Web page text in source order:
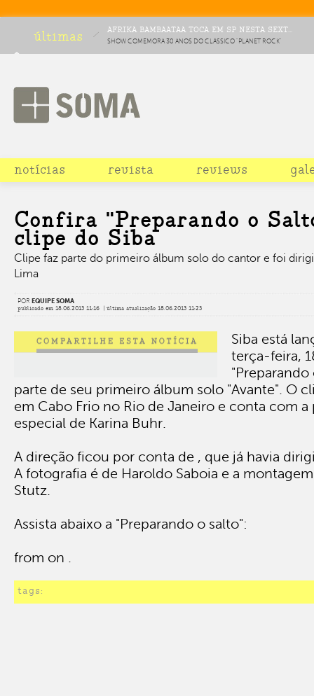
últimas AFRIKA BAMBAATAA TOCA EM SP NESTA SEXT...
SHOW COMEMORA 30 ANOS DO CLÁSSICO "PLANET ROCK"
notícias revista reviews
Confira "Preparando o
clipe do Siba
Clipe faz parte do primeiro álbum solo do cantor e foi
Lima
POR EQUIPE SOMA
publicado em 18.06.2013 11:16 | última atualização 18.06.2013 11:23
Siba está
terça-feira,
"Preparando
parte de seu primeiro álbum solo "Avante". O
em Cabo Frio no Rio de Janeiro e conta com
especial de Karina Buhr.
A direção ficou por conta de , que já havia
A fotografia é de Haroldo Saboia e a
Stutz.
Assista abaixo a "Preparando o salto":
from on .
tags: